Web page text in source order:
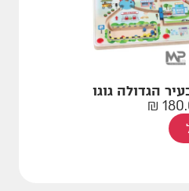
הגדולה גוגו
₪